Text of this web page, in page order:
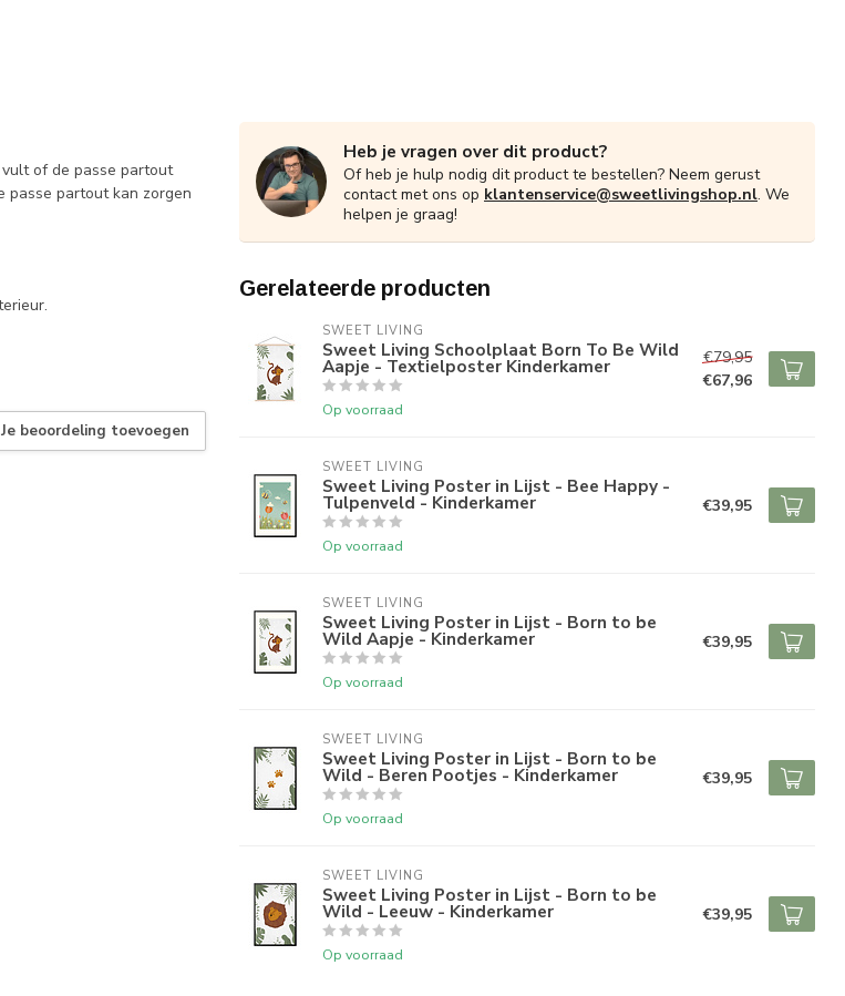
of de passe partout
passe partout kan zorgen
Je beoordeling toevoegen
Heb je vragen over dit product?
Of heb je hulp nodig dit product te bestellen? Neem gerust
contact met ons op klantenservice@sweetlivingshop.nl. We
helpen je graag!
Gerelateerde producten
SWEET LIVING
Sweet Living Schoolplaat Born To Be Wild
Aapje - Textielposter Kinderkamer
Op voorraad
€79,95
€67,96
SWEET LIVING
Sweet Living Poster in Lijst - Bee Happy -
Tulpenveld - Kinderkamer
Op voorraad
€39,95
SWEET LIVING
Sweet Living Poster in Lijst - Born to be
Wild Aapje - Kinderkamer
Op voorraad
€39,95
SWEET LIVING
Sweet Living Poster in Lijst - Born to be
Wild - Beren Pootjes - Kinderkamer
Op voorraad
€39,95
SWEET LIVING
Sweet Living Poster in Lijst - Born to be
Wild - Leeuw - Kinderkamer
Op voorraad
€39,95